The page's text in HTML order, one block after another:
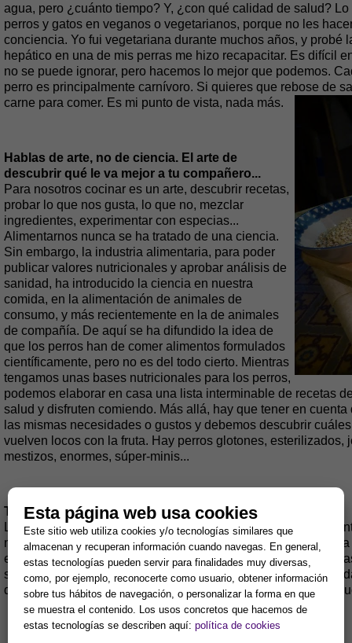
agua, pero ¿cuánto tiempo? Y, ¿con qué calidad de salud?
perros y gatos en veganos o vegetarianos, porque no les
conciencia. Yo fui vegetariana durante muchos años, y
hepático en una de mis perras me hizo recapacitar. Es difícil
no se puede ignorar, pero hacemos lo mejor que podemos.
perro es principalmente carnívoro. Si quieres que rebose de
carne para comer. Es mi punto de vista, nada más.
Hablas de arte, no de ciencia. El arte de
descubrir qué le va mejor a tu compañero...
Para nosotros cocinar es un arte, descubrir recetas,
probar lo que nos gusta, lo que no, mezclar
ingredientes, experimentar con especias...
Alimentarnos nunca se ha tratado de una ciencia.
Sin embargo, la industria alimentaria, para poder
publicar valores nutricionales y aprobar análisis de
sanidad, ha introducido la ciencia en nuestra
comida, en la alimentación de animales de
consumo, y más recientemente en la de animales
de compañía. De aquí se ha difundido la idea de
que los perros han de comer alimentos formulados
científicamente, pero no es del todo cierto. Mientras
tengamos unas bases nutricionales para los perros,
podemos elaborar en casa una lista interminable de recetas
salud y disfruten comiendo. Más allá, hay que tener en
las mismas necesidades o gustos y debemos descubrir
vuelven locos con la fruta. Hay perros glotones, esterilizados,
mestizos, enormes, súper-minis...
También hablas de evolución de cambio continuo...
Lo que yo les cocinaba a mis perros hace años es muy
nuevas. En realidad hago lo mismo conmigo misma. Yo
etapas, como la vegetariana. La idea es mejorar desde una
son sus gustos, variar... adaptarse a su edad, a su estilo de
depende de nuestra capacidad para adaptarnos a éste y
Esta página web usa cookies
Este sitio web utiliza cookies y/o tecnologías similares que
almacenan y recuperan información cuando navegas. En general,
estas tecnologías pueden servir para finalidades muy diversas,
como, por ejemplo, reconocerte como usuario, obtener información
sobre tus hábitos de navegación, o personalizar la forma en que
se muestra el contenido. Los usos concretos que hacemos de
estas tecnologías se describen aquí: política de cookies